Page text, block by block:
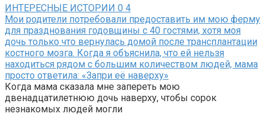
ИНТЕРЕСНЫЕ ИСТОРИИ 0 4
Мои родители потребовали предоставить им мою ферму
для празднования годовщины с 40 гостями, хотя моя
дочь только что вернулась домой после трансплантации
костного мозга. Когда я объяснила, что ей нельзя
находиться рядом с большим количеством людей, мама
просто ответила: «Запри её наверху»
Когда мама сказала мне запереть мою
двенадцатилетнюю дочь наверху, чтобы сорок
незнакомых людей могли